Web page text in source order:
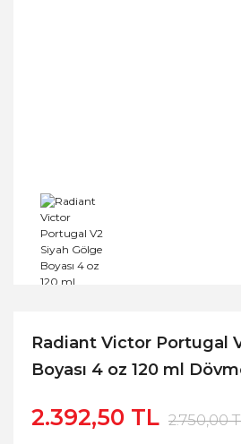
Radiant Victor Portugal
Boyası 4 oz 120 ml
2.392,50 TL 2.750,00